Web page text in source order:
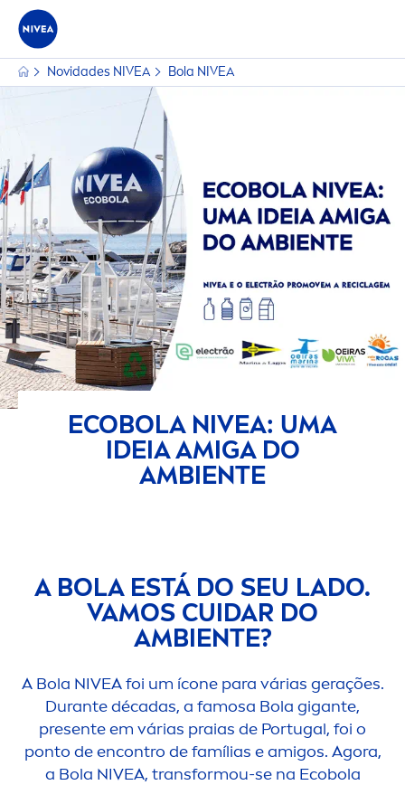
Novidades NIVEA Bola NIVEA
ECOBOLA NIVEA: UMA
IDEIA AMIGA DO
AMBIENTE
A BOLA ESTÁ DO SEU LADO.
VAMOS CUIDAR DO
AMBIENTE?
A Bola NIVEAfoi um ícone para várias gerações.
Durante décadas, a famosa Bola gigante,
presente em várias praias de Portugal, foi o
ponto de encontro de famílias e amigos. Agora,
a Bola NIVEA, transformou-se na Ecobola